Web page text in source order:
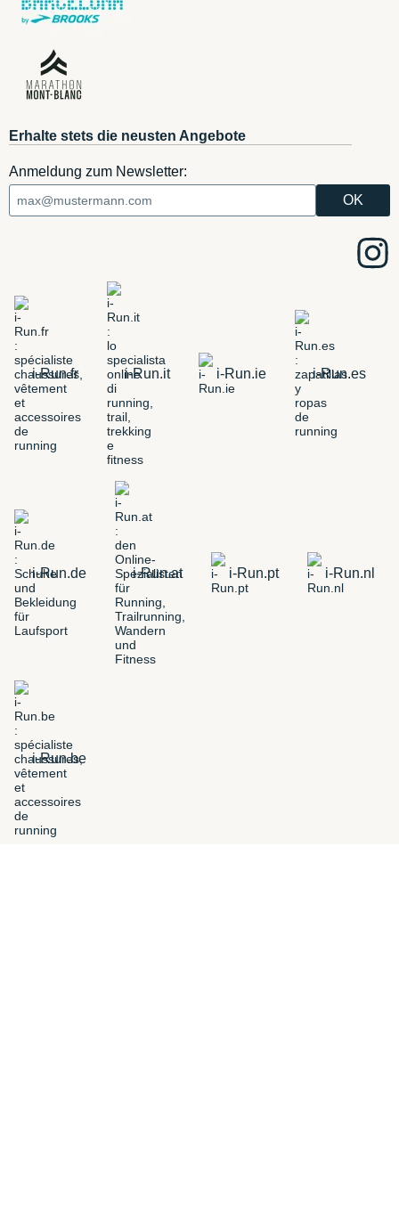
Erhalte stets die neusten Angebote
Anmeldung zum Newsletter:
i-Run.fr i-Run.it i-Run.ie i-Run.es
i-Run.de i-Run.at i-Run.pt i-Run.nl
i-Run.be